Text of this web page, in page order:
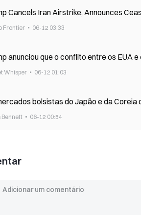
Cancels Iran Airstrike, Announces
Frontier 06-12 03:33
anunciou que o conflito entre os EUA
Whisper 06-12 01:03
bolsistas do Japão e da Coreia
Bennett 06-12 00:54